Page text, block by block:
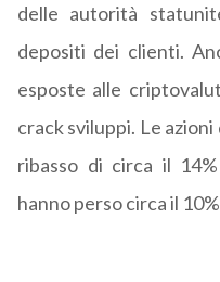
delle autorità
depositi dei clienti.
esposte alle
crack sviluppi. Le azioni
ribasso di circa il
hanno perso circa il